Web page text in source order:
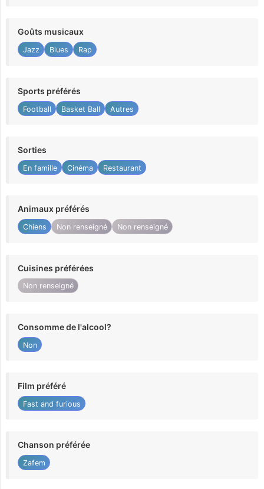
Goûts musicaux
Jazz Blues Rap
Sports préférés
Football Basket Ball Autres
Sorties
En famille Cinéma Restaurant
Animaux préférés
Chiens Non renseigné Non renseigné
Cuisines préférées
Non renseigné
Consomme de l'alcool?
Non
Film préféré
Fast and furious
Chanson préférée
Zafem